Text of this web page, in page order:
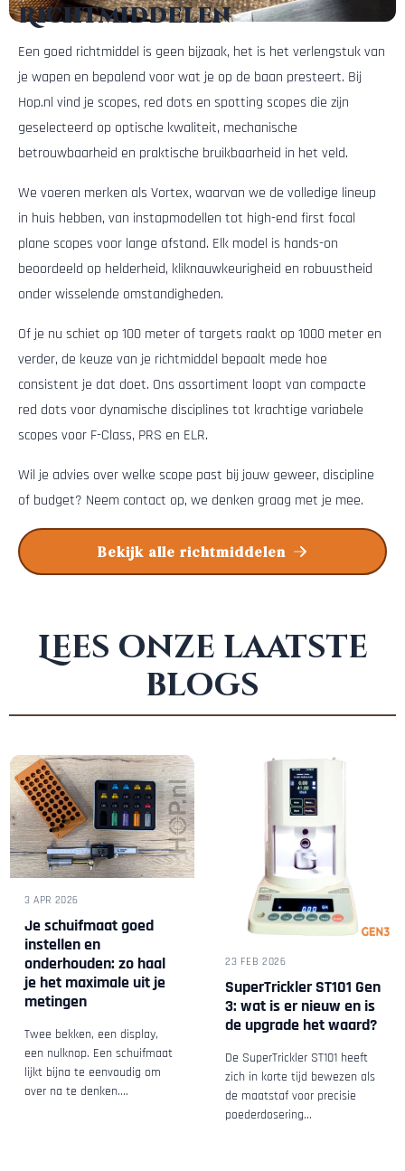
Richtmiddelen
Een goed richtmiddel is geen bijzaak, het is het verlengstuk van
je wapen en bepalend voor wat je op de baan presteert. Bij
Hop.nl vind je scopes, red dots en spotting scopes die zijn
geselecteerd op optische kwaliteit, mechanische
betrouwbaarheid en praktische bruikbaarheid in het veld.
We voeren merken als Vortex, waarvan we de volledige lineup
in huis hebben, van instapmodellen tot high-end first focal
plane scopes voor lange afstand. Elk model is hands-on
beoordeeld op helderheid, kliknauwkeurigheid en robuustheid
onder wisselende omstandigheden.
Of je nu schiet op 100 meter of targets raakt op 1000 meter en
verder, de keuze van je richtmiddel bepaalt mede hoe
consistent je dat doet. Ons assortiment loopt van compacte
red dots voor dynamische disciplines tot krachtige variabele
scopes voor F-Class, PRS en ELR.
Wil je advies over welke scope past bij jouw geweer, discipline
of budget? Neem contact op, we denken graag met je mee.
Bekijk alle richtmiddelen
Lees onze laatste
blogs
3 APR 2026
Je schuifmaat goed
instellen en
onderhouden: zo haal
je het maximale uit je
metingen
Twee bekken, een display,
een nulknop. Een schuifmaat
lijkt bijna te eenvoudig om
over na te denken....
23 FEB 2026
SuperTrickler ST101 Gen
3: wat is er nieuw en is
de upgrade het waard?
De SuperTrickler ST101 heeft
zich in korte tijd bewezen als
de maatstaf voor precisie
poederdosering...